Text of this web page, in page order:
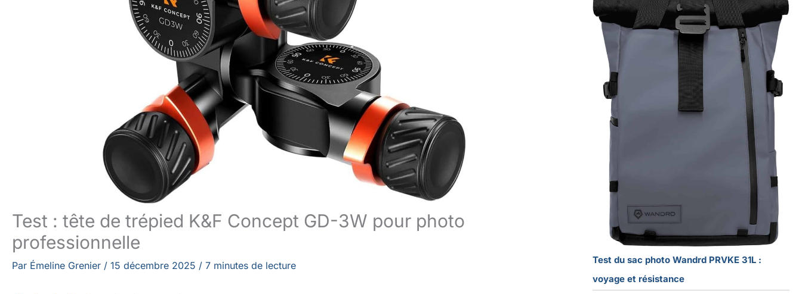
Test : tête de trépied K&F Concept GD-3W pour photo
professionnelle
Par Émeline Grenier / 15 décembre 2025 / 7 minutes de lecture
Test du sac photo Wandrd PRVKE 31L :
voyage et résistance